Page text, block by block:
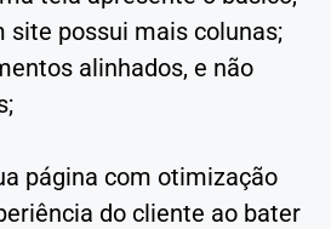
site possui mais colunas;
alinhados, e não
página com otimização
do cliente ao bater